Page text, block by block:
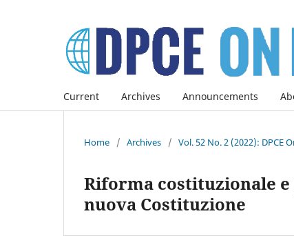
Current Archives Announcements
Home / Archives / Vol. 52 No. 2 (2022): DPCE
Riforma costituzionale
nuova Costituzione